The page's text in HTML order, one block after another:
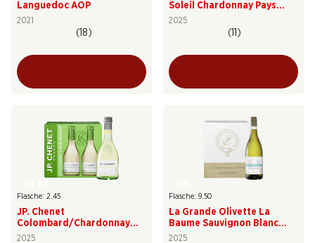
Languedoc AOP
2021
(18)
Soleil Chardonnay Pays
d’Oc IGP
2025
(11)
Flasche: 2.45
JP. Chenet
Colombard/Chardonnay
Pays d'Oc IGP
2025
Flasche: 9.50
La Grande Olivette La
Baume Sauvignon Blanc
Pays d’Oc IGP
2025